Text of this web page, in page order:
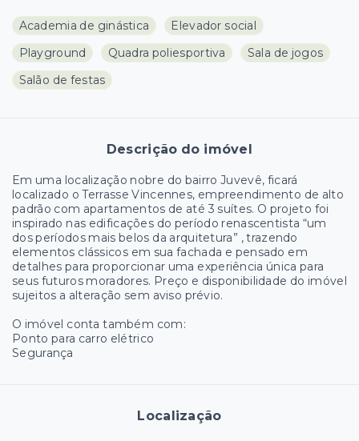
Academia de ginástica
Elevador social
Playground
Quadra poliesportiva
Sala de jogos
Salão de festas
Descrição do imóvel
Em uma localização nobre do bairro Juvevê, ficará
localizado o Terrasse Vincennes, empreendimento de alto
padrão com apartamentos de até 3 suítes. O projeto foi
inspirado nas edificações do período renascentista “um
dos períodos mais belos da arquitetura” , trazendo
elementos clássicos em sua fachada e pensado em
detalhes para proporcionar uma experiência única para
seus futuros moradores. Preço e disponibilidade do imóvel
sujeitos a alteração sem aviso prévio.
O imóvel conta também com:
Ponto para carro elétrico
Segurança
Localização